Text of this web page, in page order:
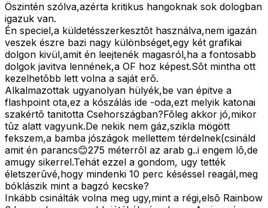
Öszintén szólva,azérta kritikus hangoknak sok dologban
igazuk van.
Én speciel,a küldetésszerkesztõt használva,nem igazán
veszek észre bazi nagy különbséget,egy két grafikai
dolgon kivül,amit én leejtenék magasról,ha a fontosabb
dolgok javitva lennének,a OF hoz képest.Sõt mintha ott
kezelhetõbb lett volna a saját erõ.
Alkalmazottak ugyanolyan hülyék,be van épitve a
flashpoint ota,ez a kószálás ide -oda,ezt melyik katonai
szakértõ tanitotta Csehországban?Fõleg akkor jó,mikor
tûz alatt vagyunk.De nekik nem gáz,szikla mögött
fekszem,a bamba jószágok mellettem térdelnek(csináld
amit én parancs😊275 méterrõl az arab g..i engem lõ,de
amugy sikerrel.Tehát ezzel a gondom, ugy tették
életszerûvé,hogy mindenki 10 perc késéssel reagál,meg
bóklászik mint a bagzó kecske?
Inkább csinálták volna meg ugy,mint a régi,elsõ Rainbow